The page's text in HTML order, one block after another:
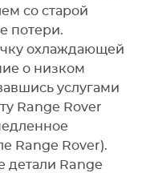
со старой
потери.
охлаждающей
о низком
услугами
Range Rover
Range Rover).
детали Range